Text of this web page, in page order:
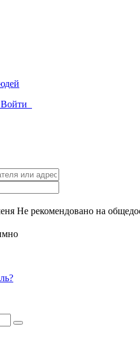
Войти
Не рекомендовано на